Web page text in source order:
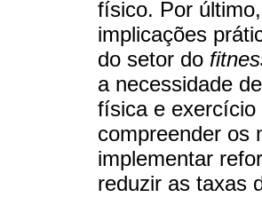
físico. Por
implicações
do setor do
a necessidade
física e exercício
compreender os
implementar
reduzir as taxas